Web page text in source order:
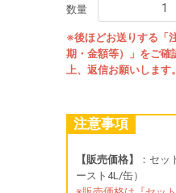
数量
※後ほどお送りする「
期・金額等）」をご確
上、返信お願いします。
注意事項
【販売価格】
：セ
ースト4L/缶）